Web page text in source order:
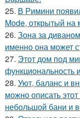
25. В Римини
Mode, открытый на
26. Зона за
именно она может
27. Этот дом под
функциональность
28. Уют, баланс и
можно описать
небольшой бани и